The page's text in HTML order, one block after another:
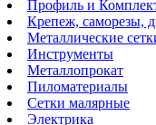
Профиль и
Крепеж, саморезы,
Металлические
Инструменты
Металлопрокат
Пиломатериалы
Сетки малярные
Электрика